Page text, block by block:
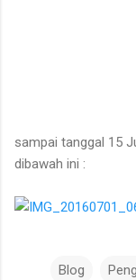
sampai tanggal 15
dibawah ini :
Blog